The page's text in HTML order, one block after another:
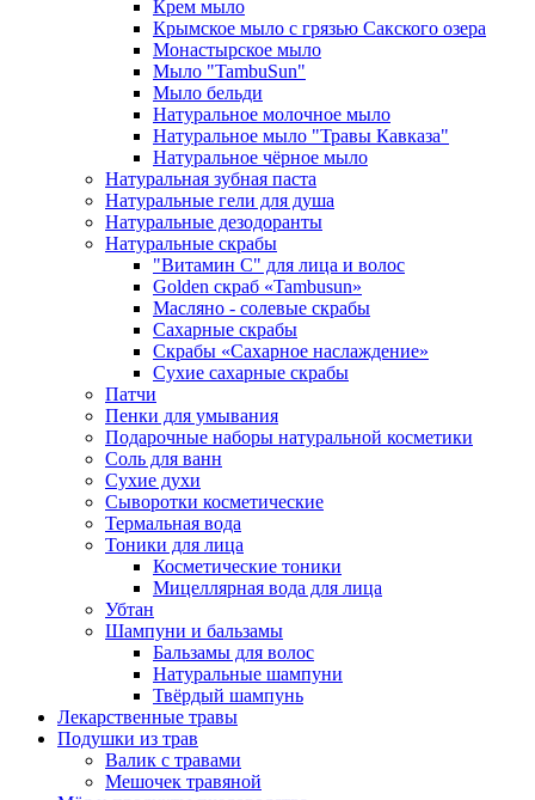
Крем мыло
Крымское мыло с грязью Сакского озера
Монастырское мыло
Мыло "TambuSun"
Мыло бельди
Натуральное молочное мыло
Натуральное мыло "Травы Кавказа"
Натуральное чёрное мыло
Натуральная зубная паста
Натуральные гели для душа
Натуральные дезодоранты
Натуральные скрабы
"Витамин С" для лица и волос
Golden скраб «Tambusun»
Масляно - солевые скрабы
Сахарные скрабы
Скрабы «Сахарное наслаждение»
Сухие сахарные скрабы
Патчи
Пенки для умывания
Подарочные наборы натуральной косметики
Соль для ванн
Сухие духи
Сыворотки косметические
Термальная вода
Тоники для лица
Косметические тоники
Мицеллярная вода для лица
Убтан
Шампуни и бальзамы
Бальзамы для волос
Натуральные шампуни
Твёрдый шампунь
Лекарственные травы
Подушки из трав
Валик с травами
Мешочек травяной